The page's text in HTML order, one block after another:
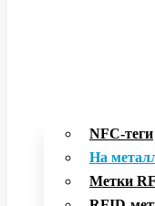
NFC-теги
На
Метки